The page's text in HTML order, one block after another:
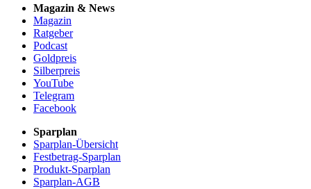
Magazin & News
Magazin
Ratgeber
Podcast
Goldpreis
Silberpreis
YouTube
Telegram
Facebook
Sparplan
Sparplan-Übersicht
Festbetrag-Sparplan
Produkt-Sparplan
Sparplan-AGB